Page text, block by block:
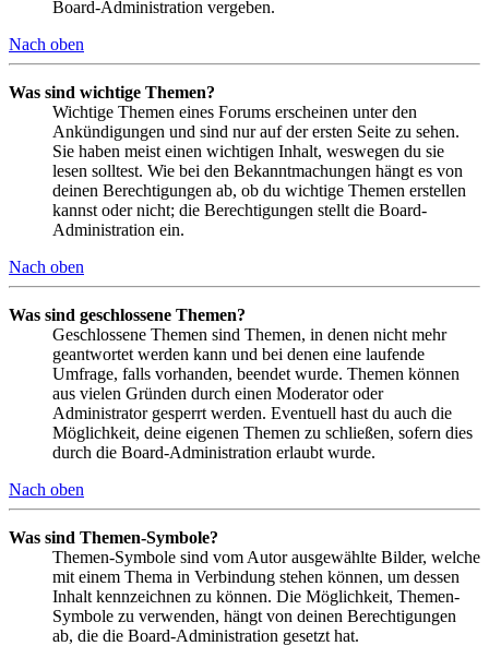
Board-Administration vergeben.
Nach oben
Was sind wichtige Themen?
Wichtige Themen eines Forums erscheinen unter den
Ankündigungen und sind nur auf der ersten Seite zu sehen.
Sie haben meist einen wichtigen Inhalt, weswegen du sie
lesen solltest. Wie bei den Bekanntmachungen hängt es von
deinen Berechtigungen ab, ob du wichtige Themen erstellen
kannst oder nicht; die Berechtigungen stellt die Board-
Administration ein.
Nach oben
Was sind geschlossene Themen?
Geschlossene Themen sind Themen, in denen nicht mehr
geantwortet werden kann und bei denen eine laufende
Umfrage, falls vorhanden, beendet wurde. Themen können
aus vielen Gründen durch einen Moderator oder
Administrator gesperrt werden. Eventuell hast du auch die
Möglichkeit, deine eigenen Themen zu schließen, sofern dies
durch die Board-Administration erlaubt wurde.
Nach oben
Was sind Themen-Symbole?
Themen-Symbole sind vom Autor ausgewählte Bilder, welche
mit einem Thema in Verbindung stehen können, um dessen
Inhalt kennzeichnen zu können. Die Möglichkeit, Themen-
Symbole zu verwenden, hängt von deinen Berechtigungen
ab, die die Board-Administration gesetzt hat.